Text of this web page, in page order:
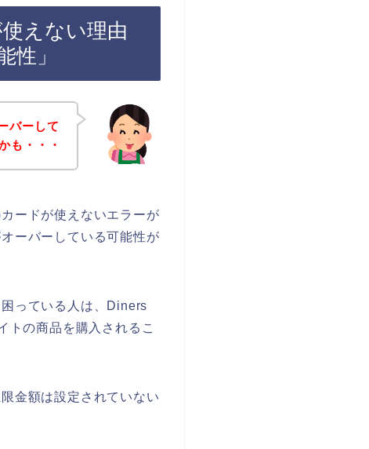
えない理由
性」
バーして
も・・・
ードが使えないエラーが
ーバーしている可能性が
っている人は、Diners
トの商品を購入されるこ
金額は設定されていない